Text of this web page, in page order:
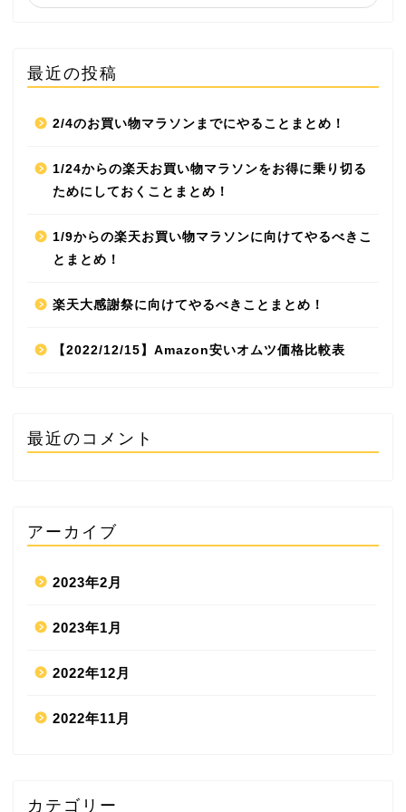
最近の投稿
2/4のお買い物マラソンまでにやることまとめ！
1/24からの楽天お買い物マラソンをお得に乗り切る
ためにしておくことまとめ！
1/9からの楽天お買い物マラソンに向けてやるべきこ
とまとめ！
楽天大感謝祭に向けてやるべきことまとめ！
【2022/12/15】Amazon安いオムツ価格比較表
最近のコメント
アーカイブ
2023年2月
2023年1月
2022年12月
2022年11月
カテゴリー